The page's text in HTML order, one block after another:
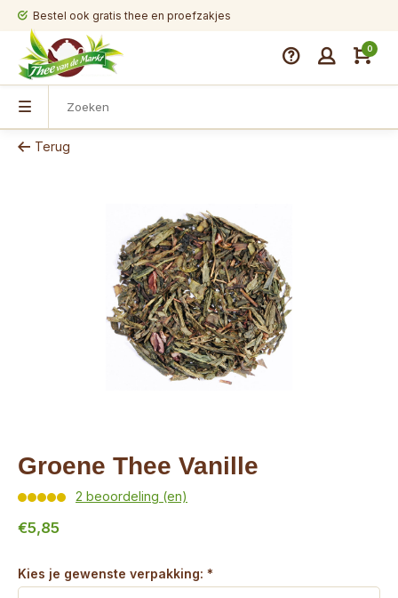
Bestel ook gratis thee en proefzakjes
0
Terug
Groene Thee Vanille
2 beoordeling (en)
€5,85
Kies je gewenste verpakking: *